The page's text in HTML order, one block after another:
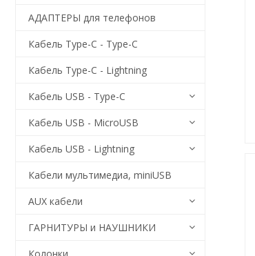
АДАПТЕРЫ для телефонов
Кабель Type-C - Type-C
Кабель Type-C - Lightning
Кабель USB - Type-C
Кабель USB - MicroUSB
Кабель USB - Lightning
Кабели мультимедиа, miniUSB
AUX кабели
ГАРНИТУРЫ и НАУШНИКИ